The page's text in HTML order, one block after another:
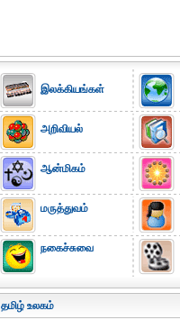
இலக்கியங்கள்
அறிவியல்
ஆன்மிகம்
மருத்துவம்
நகைச்சுவை
தமிழ் உலகம்